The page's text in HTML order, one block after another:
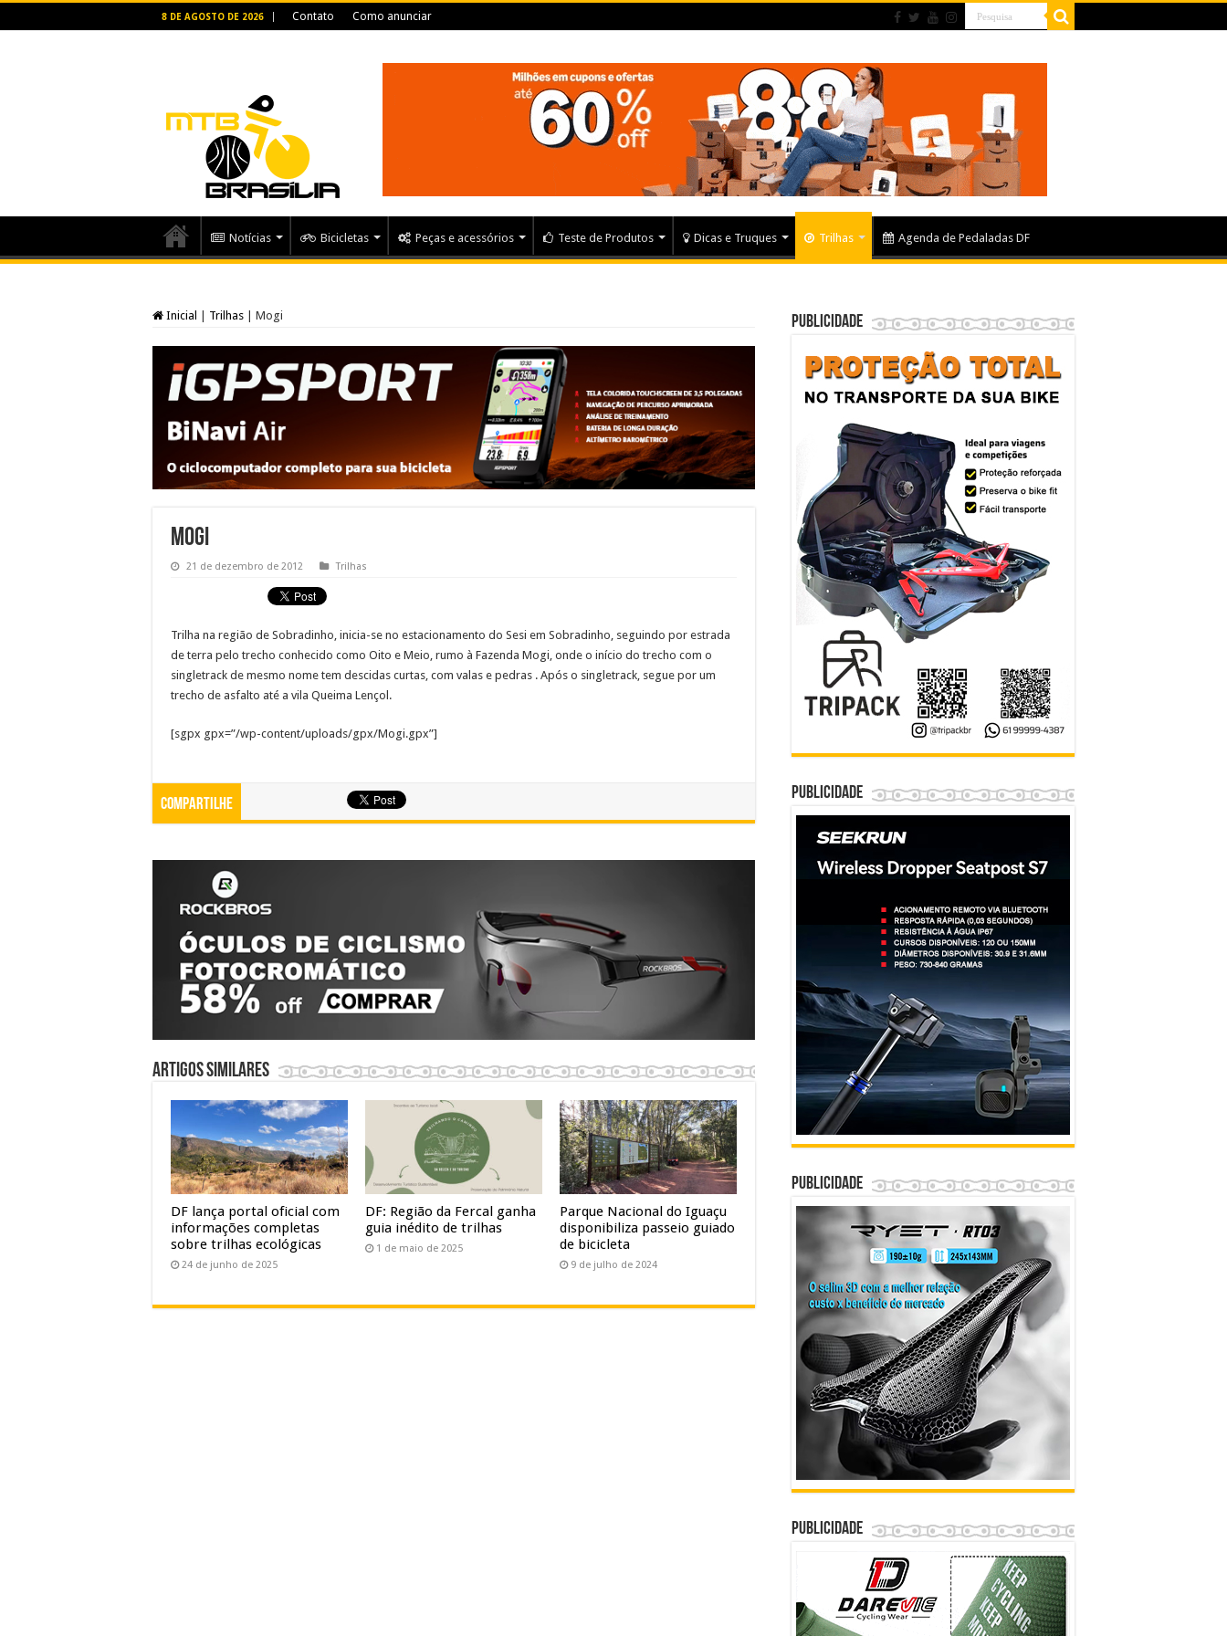
8 DE AGOSTO DE 2026 Contato Como anunciar
Notícias Bicicletas Peças e acessórios Teste de Produtos Dicas e Truques Trilhas Agenda de Pedaladas DF
Inicial Trilhas Mogi
Mogi
21 de dezembro de 2012 Trilhas
Trilha na região de Sobradinho, inicia-se no estacionamento do Sesi em Sobradinho, seguindo por estrada
de terra pelo trecho conhecido como Oito e Meio, rumo à Fazenda Mogi, onde o início do trecho com o
singletrack de mesmo nome tem descidas curtas, com valas e pedras . Após o singletrack, segue por um
trecho de asfalto até a vila Queima Lençol.
[sgpx gpx=”/wp-content/uploads/gpx/Mogi.gpx”]
Compartilhe
Artigos similares
DF lança portal oficial com
informações completas
sobre trilhas ecológicas
24 de junho de 2025
DF: Região da Fercal ganha
guia inédito de trilhas
1 de maio de 2025
Parque Nacional do Iguaçu
disponibiliza passeio guiado
de bicicleta
9 de julho de 2024
Publicidade
Publicidade
Publicidade
Publicidade